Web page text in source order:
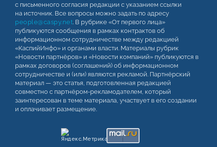
с письменного согласия редакции с указанием ссылки
на источник. Все вопросы можно задать по адресу
people@caspy.net. В рубрике «От первого лица»
публикуются сообщения в рамках контрактов об
информационном сотрудничестве между редакцией
«КаспийИнфо» и органами власти. Материалы рубрик
«Новости партнёров» и «Новости компаний» публикуются в
рамках договоров (соглашений) об информационном
сотрудничестве и (или) являются рекламой. Партнёрский
материал — это статья, подготовленная редакцией
совместно с партнёром-рекламодателем, который
заинтересован в теме материала, участвует в его создании
и оплачивает размещение.